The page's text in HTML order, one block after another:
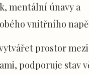
mentální únavy a
vnitřního
prostor mezi
podporuje stav